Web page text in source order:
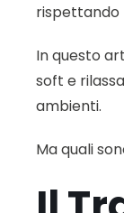
rispettando
In questo
soft e
ambienti.
Ma quali